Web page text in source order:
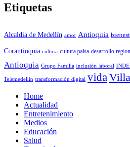
Etiquetas
Alcaldia de Medellín amor Antioquia
Corantioquia cultura cultura paisa desarrollo
Antioquia Grupo Familia inclusión laboral
Telemedellín transformación digital vida
Home
Actualidad
Entretenimiento
Medios
Educación
Salud